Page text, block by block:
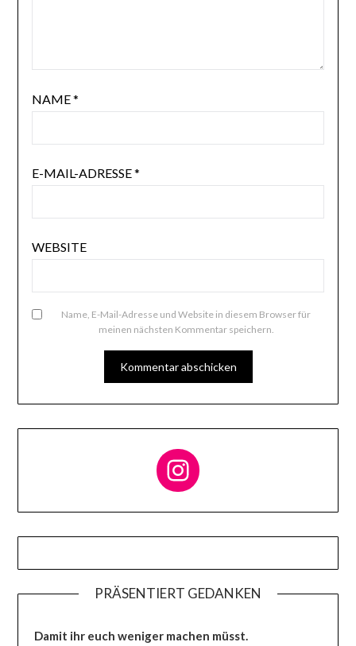
NAME*
E-MAIL-ADRESSE*
WEBSITE
Name, E-Mail-Adresse und Website in diesem Browser für
meinen nächsten Kommentar speichern.
Follow me on Instagram
PRÄSENTIERT GEDANKEN
Damit ihr euch weniger machen müsst.